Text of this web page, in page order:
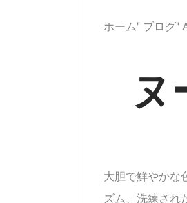
ホーム" ブログ"
ヌ
大胆で鮮やかな
ズム、洗練され